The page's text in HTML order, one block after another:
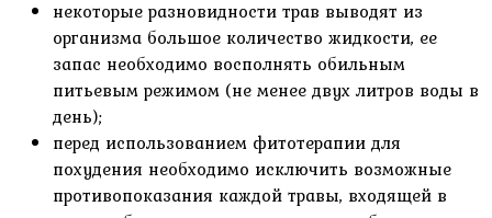
некоторые разновидности трав выводят из
организма большое количество жидкости, ее
запас необходимо восполнять обильным
питьевым режимом (не менее двух литров воды в
день);
перед использованием фитотерапии для
похудения необходимо исключить возможные
противопоказания каждой травы, входящей в